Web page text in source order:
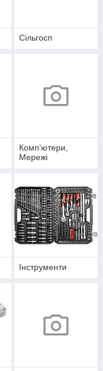
Сільгосп
Комп'ютери,
Мережі
Інструменти